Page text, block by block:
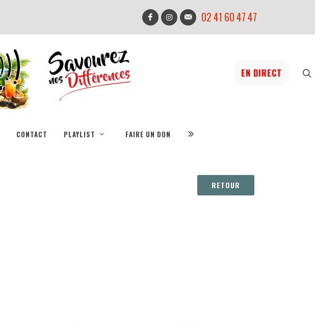
02 41 60 47 47
EN DIRECT
CONTACT PLAYLIST FAIRE UN DON
RETOUR